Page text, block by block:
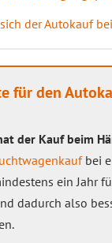
der Autokauf
für den
der Kauf beim
bei
ein Jahr
dadurch also